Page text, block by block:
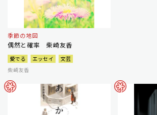
季節の地図
偶然と確率 柴崎友香
愛でる エッセイ
文芸
柴崎友香